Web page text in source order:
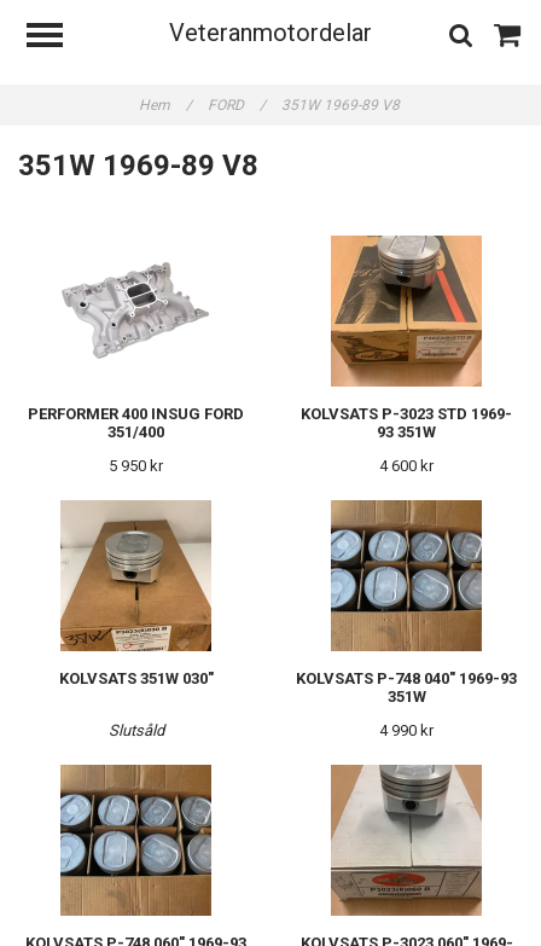
Veteranmotordelar
Hem / FORD / 351W 1969-89 V8
351W 1969-89 V8
PERFORMER 400 INSUG FORD
351/400
5 950 kr
KOLVSATS P-3023 STD 1969-
93 351W
4 600 kr
KOLVSATS 351W 030"
Slutsåld
KOLVSATS P-748 040" 1969-93
351W
4 990 kr